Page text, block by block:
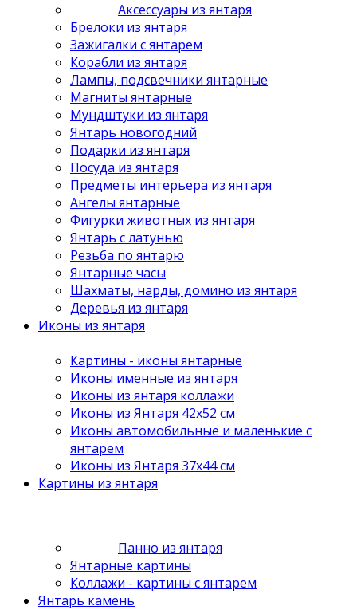
Аксессуары из янтаря
Брелоки из янтаря
Зажигалки с янтарем
Корабли из янтаря
Лампы, подсвечники янтарные
Магниты янтарные
Мундштуки из янтаря
Янтарь новогодний
Подарки из янтаря
Посуда из янтаря
Предметы интерьера из янтаря
Ангелы янтарные
Фигурки животных из янтаря
Янтарь с латунью
Резьба по янтарю
Янтарные часы
Шахматы, нарды, домино из янтаря
Деревья из янтаря
Иконы из янтаря
Картины - иконы янтарные
Иконы именные из янтаря
Иконы из янтаря коллажи
Иконы из Янтаря 42х52 см
Иконы автомобильные и маленькие с
янтарем
Иконы из Янтаря 37х44 см
Картины из янтаря
Панно из янтаря
Янтарные картины
Коллажи - картины с янтарем
Янтарь камень